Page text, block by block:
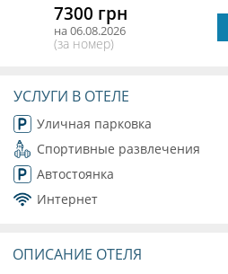
7300 грн
на 06.08.2026
(за номер)
УСЛУГИ В ОТЕЛЕ
Уличная парковка
Спортивные развлечения
Автостоянка
Интернет
ОПИСАНИЕ ОТЕЛЯ